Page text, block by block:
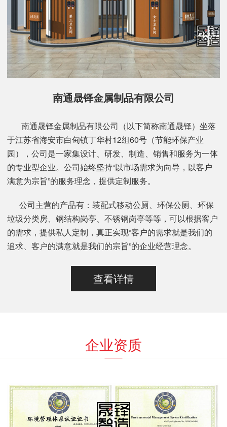
南通晟铎金属制品有限公司
南通晟铎金属制品有限公司（以下简称南通晟铎）坐落
于江苏省海安市白甸镇丁华村12组60号（节能环保产业
园），公司是一家集设计、研发、制造、销售和服务为一体
的专业型企业。公司始终坚持“以市场需求为向导，以客户
满意为宗旨”的服务理念，提供定制服务。
公司主营的产品有：装配式移动公厕、环保公厕、环保
垃圾分类房、钢结构岗亭、不锈钢岗亭等等，可以根据客户
的需求，提供私人定制，真正实现“客户的需求就是我们的
追求、客户的满意就是我们的宗旨”的企业经营理念。
查看详情
企业资质